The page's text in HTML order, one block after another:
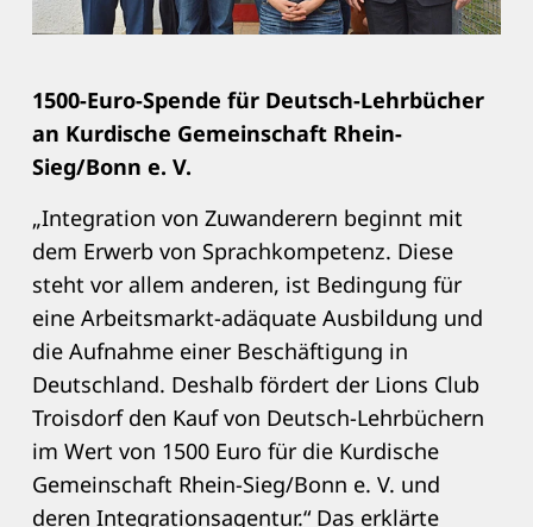
1500-Euro-Spende für Deutsch-Lehrbücher
an Kurdische Gemeinschaft Rhein-
Sieg/Bonn e. V.
„Integration von Zuwanderern beginnt mit
dem Erwerb von Sprachkompetenz. Diese
steht vor allem anderen, ist Bedingung für
eine Arbeitsmarkt-adäquate Ausbildung und
die Aufnahme einer Beschäftigung in
Deutschland. Deshalb fördert der Lions Club
Troisdorf den Kauf von Deutsch-Lehrbüchern
im Wert von 1500 Euro für die Kurdische
Gemeinschaft Rhein-Sieg/Bonn e. V. und
deren Integrationsagentur.“ Das erklärte